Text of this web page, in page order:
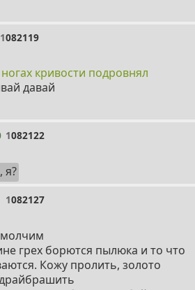
1082119
кривости подровнял
давай
1082122
я?
1082127
грех борются пылюка и то что
Кожу пролить, золото